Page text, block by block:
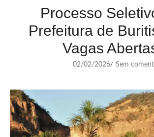
Processo
Prefeitura de
Vagas
02/02/2026/ Sem